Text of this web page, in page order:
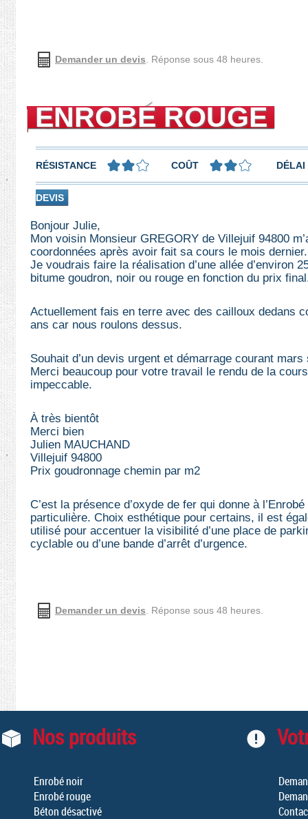
Demander un devis . Réponse sous 48 heures.
ENROBÉ ROUGE
RÉSISTANCE COÛT
DEVIS
Bonjour Julie,
Mon voisin Monsieur GREGORY de Villejuif 94800
coordonnées après avoir fait sa cours le mois dernier.
Je voudrais faire la réalisation d’une allée d’environ
bitume goudron, noir ou rouge en fonction du prix
Actuellement fais en terre avec des cailloux dedans
ans car nous roulons dessus.
Souhait d’un devis urgent et démarrage courant mars
Merci beaucoup pour votre travail le rendu de la
impeccable.
À très bientôt
Merci bien
Julien MAUCHAND
Villejuif 94800
Prix goudronnage chemin par m2
C’est la présence d’oxyde de fer qui donne à
particulière. Choix esthétique pour certains, il est
utilisé pour accentuer la visibilité d’une place de
cyclable ou d’une bande d’arrêt d’urgence.
Demander un devis . Réponse sous 48 heures.
Nos produits
Enrobé noir
Enrobé rouge
Béton désactivé